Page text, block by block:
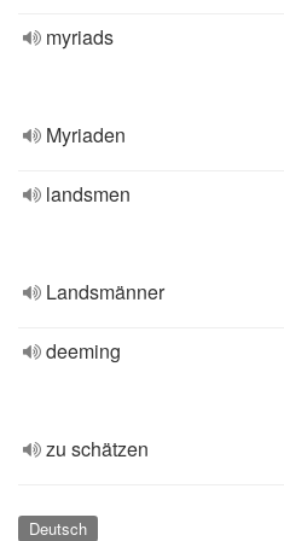
myriads
Myriaden
landsmen
Landsmänner
deeming
zu schätzen
Deutsch